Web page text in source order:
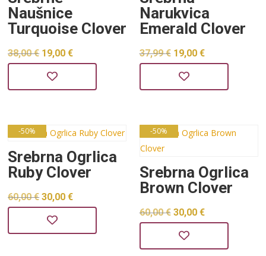
Naušnice
Turquoise Clover
38,00€ Izvorna
cijena
bila
38,00 €.
19,00€
je:
Narukvica
Emerald Clover
37,99€ Izvorna
cijena
bila
37,99 €.
19,00 €
je:
-50%
Srebrna Ogrlica
Ruby Clover
60,00€ Izvorna
cijena
bila
30,00€
je:
-50%
Srebrna Ogrlica
Brown Clover
60,00€ Izvorna
cijena
bila
30,00 €
je: